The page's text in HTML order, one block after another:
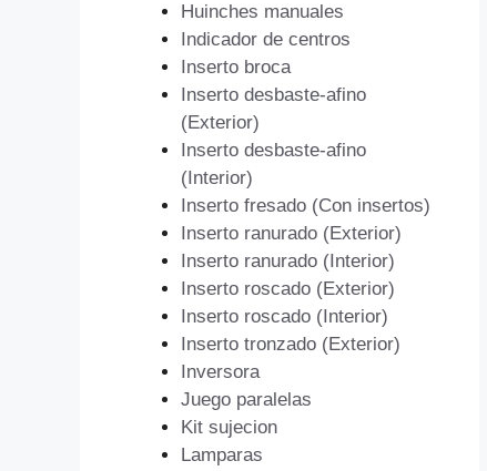
Huinches manuales
Indicador de centros
Inserto broca
Inserto desbaste-afino
(Exterior)
Inserto desbaste-afino
(Interior)
Inserto fresado (Con insertos)
Inserto ranurado (Exterior)
Inserto ranurado (Interior)
Inserto roscado (Exterior)
Inserto roscado (Interior)
Inserto tronzado (Exterior)
Inversora
Juego paralelas
Kit sujecion
Lamparas